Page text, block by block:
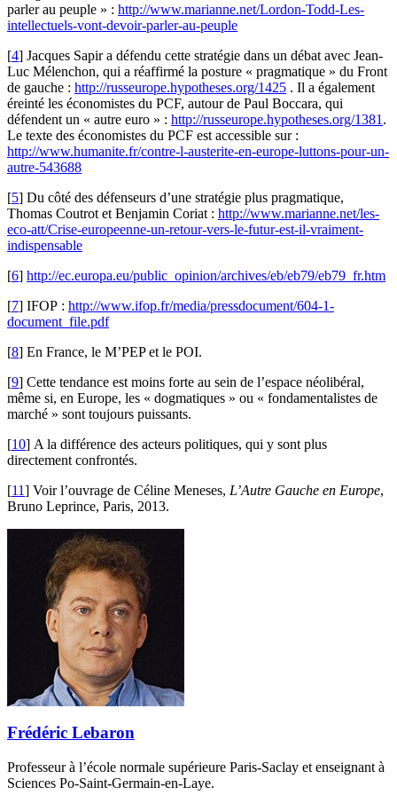
parler au peuple » : http://www.marianne.net/Lordon-Todd-Les-
intellectuels-vont-devoir-parler-au-peuple
[4] Jacques Sapir a défendu cette stratégie dans un débat avec Jean-
Luc Mélenchon, qui a réaffirmé la posture « pragmatique » du Front
de gauche : http://russeurope.hypotheses.org/1425 . Il a également
éreinté les économistes du PCF, autour de Paul Boccara, qui
défendent un « autre euro » : http://russeurope.hypotheses.org/1381 .
Le texte des économistes du PCF est accessible sur :
http://www.humanite.fr/contre-l-austerite-en-europe-luttons-pour-un-
autre-543688
[5] Du côté des défenseurs d’une stratégie plus pragmatique,
Thomas Coutrot et Benjamin Coriat : http://www.marianne.net/les-
eco-att/Crise-europeenne-un-retour-vers-le-futur-est-il-vraiment-
indispensable
[6] http://ec.europa.eu/public_opinion/archives/eb/eb79/eb79_fr.htm
[7] IFOP : http://www.ifop.fr/media/pressdocument/604-1-
document_file.pdf
[8] En France, le M’PEP et le POI.
[9] Cette tendance est moins forte au sein de l’espace néolibéral,
même si, en Europe, les « dogmatiques » ou « fondamentalistes de
marché » sont toujours puissants.
[10] A la différence des acteurs politiques, qui y sont plus
directement confrontés.
[11] Voir l’ouvrage de Céline Meneses, L’Autre Gauche en Europe,
Bruno Leprince, Paris, 2013.
Frédéric Lebaron
Professeur à l’école normale supérieure Paris-Saclay et enseignant à
Sciences Po-Saint-Germain-en-Laye.